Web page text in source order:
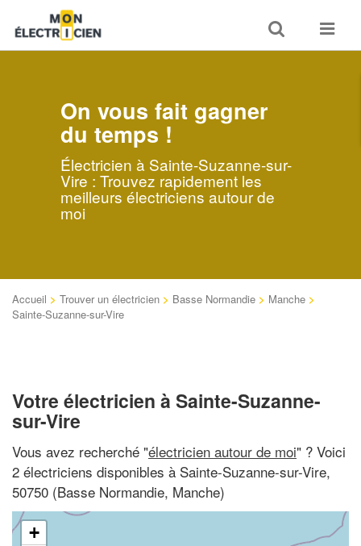
Toggle
search
Toggle
On vous fait gagner
du temps !
Électricien à Sainte-Suzanne-sur-
Vire : Trouvez rapidement les
meilleurs électriciens autour de
moi
Accueil > Trouver un électricien > Basse Normandie > Manche >
Sainte-Suzanne-sur-Vire
Votre électricien à Sainte-Suzanne-
sur-Vire
Vous avez recherché "électricien autour de moi" ? Voici
2 électriciens disponibles à Sainte-Suzanne-sur-Vire,
50750 (Basse Normandie, Manche)
+